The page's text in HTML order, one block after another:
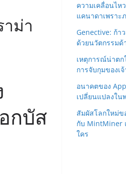
ม่า
กบัส
ความเคลื่อนไห
แคนาดาเพราะ
Genective: ก้า
ด้วยนวัตกรรม
เหตุการณ์น่าตก
การจับกุมของเ
อนาคตของ
เปลี่ยนแปลงใน
สัมผัสโลกใหม่ข
กับ MintMiner
ใคร